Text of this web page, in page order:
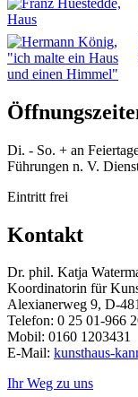
Di. - So. + an
Führungen n. V.
Eintritt frei
Kontakt
Dr. phil. Katja
Koordinatorin für
Alexianerweg 9, D-
Telefon: 0 25 01-966
Mobil: 0160 1203431
E-Mail: kunsthaus-
Ihr Weg zu uns